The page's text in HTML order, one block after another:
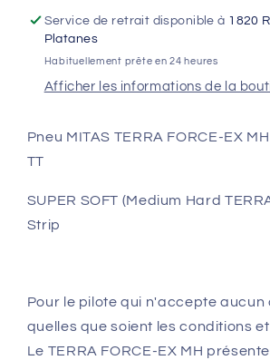
16
TT
SUPER
(MH
16
TT
SUPER
(MH
Service de retrait disponible à 1820
Platanes
Habituellement prête en 24 heures
Afficher les informations de la
Pneu MITAS TERRA FORCE-EX
TT
SUPER SOFT (Medium Hard
Strip
Pour le pilote qui n'accepte aucun
quelles que soient les conditions et
Le TERRA FORCE-EX MH